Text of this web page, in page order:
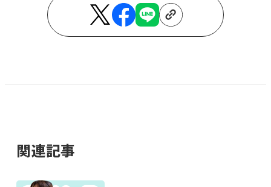
関連記事